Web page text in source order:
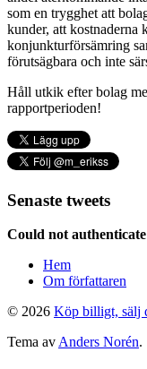
som en trygghet att
kunder, att kostnaderna
konjunkturförsämring
förutsägbara och inte
Håll utkik efter bolag
rapportperioden!
Senaste tweets
Could not
Hem
Om författaren
© 2026 Köp billigt, sälj
Tema avAnders Norén.